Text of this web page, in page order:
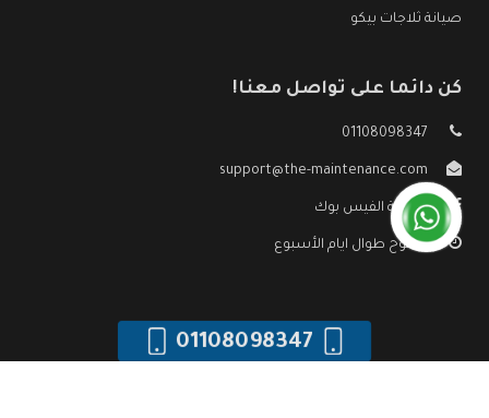
صيانة ثلاجات بيكو
كن دائما على تواصل معنا!
01108098347
support@the-maintenance.com
صفحة الفيس بوك
مفتوح طوال ايام الأسبوع
01108098347